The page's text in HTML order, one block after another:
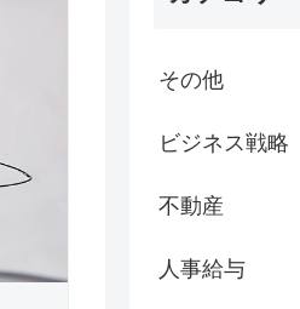
その他
ビジネス戦略
不動産
人事給与